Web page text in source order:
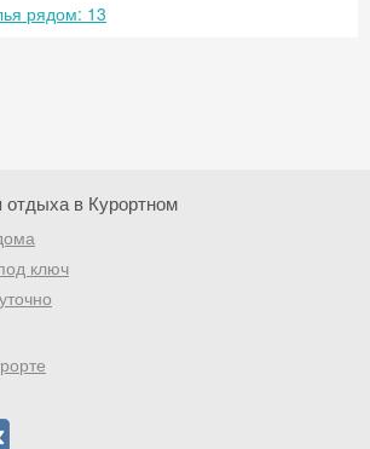
рядом: 13
в Курортном
ключ
Скидка −5%
Оставь почту и получи
на первое бронирование!